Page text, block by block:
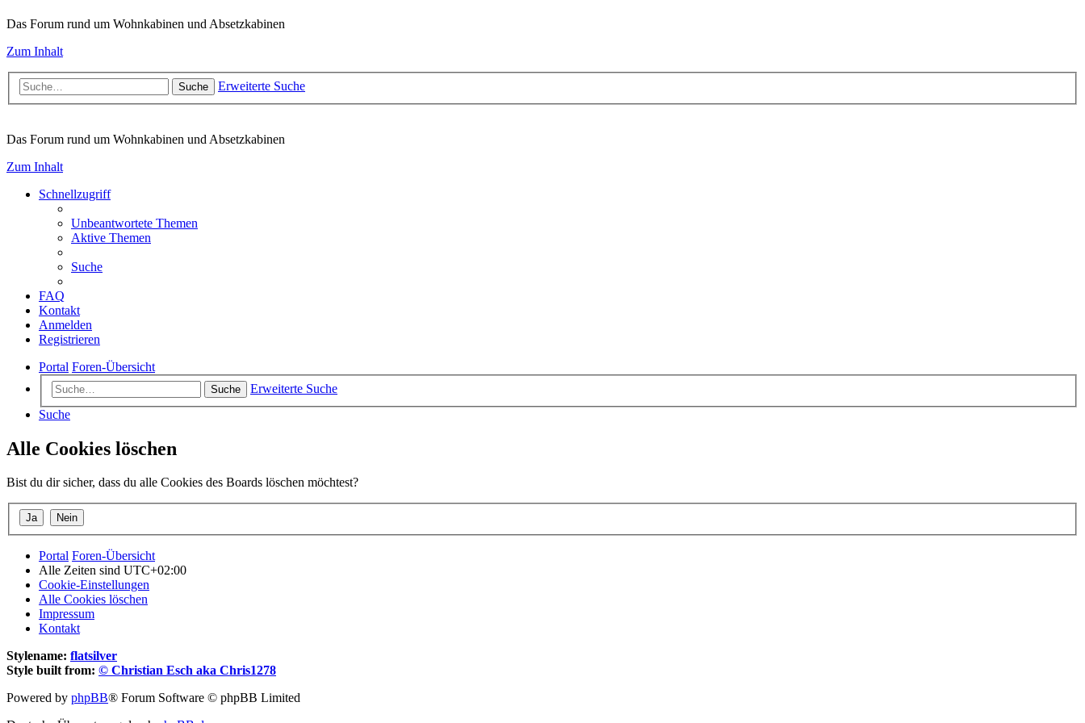
Das Forum rund um Wohnkabinen und Absetzkabinen
Zum Inhalt
Suche Erweiterte Suche
Das Forum rund um Wohnkabinen und Absetzkabinen
Zum Inhalt
Schnellzugriff
Unbeantwortete Themen
Aktive Themen
Suche
FAQ
Kontakt
Anmelden
Registrieren
Portal Foren-Übersicht
Suche
Erweiterte Suche
Suche
Alle Cookies löschen
Bist du dir sicher, dass du alle Cookies des Boards löschen möchtest?
Portal Foren-Übersicht
Alle Zeiten sind UTC+02:00
Cookie-Einstellungen
Alle Cookies löschen
Impressum
Kontakt
Stylename: flatsilver
Style built from: © Christian Esch aka Chris1278
Powered by phpBB® Forum Software © phpBB Limited